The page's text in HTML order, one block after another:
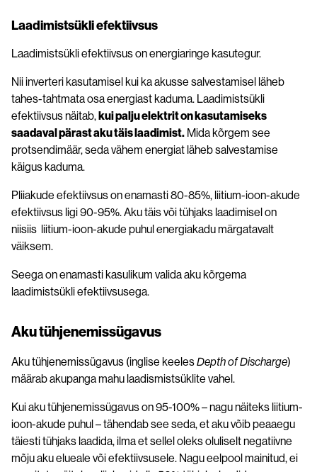
Laadimistsükli efektiivsus
Laadimistsükli efektiivsus on energiaringe kasutegur.
Nii inverteri kasutamisel kui ka akusse salvestamisel läheb
tahes-tahtmata osa energiast kaduma. Laadimistsükli
efektiivsus näitab,kui palju elektrit on kasutamiseks
saadaval pärast aku täis laadimist. Mida kõrgem see
protsendimäär, seda vähem energiat läheb salvestamise
käigus kaduma.
Pliiakude efektiivsus on enamasti 80-85%, liitium-ioon-akude
efektiivsus ligi 90-95%. Aku täis või tühjaks laadimisel on
niisiis liitium-ioon-akude puhul energiakadu märgatavalt
väiksem.
Seega on enamasti kasulikum valida aku kõrgema
laadimistsükli efektiivsusega.
Aku tühjenemissügavus
Aku tühjenemissügavus (inglise keelesDepth of Discharge)
määrab akupanga mahu laadismistsüklite vahel.
Kui aku tühjenemissügavus on 95-100% – nagu näiteks liitium-
ioon-akude puhul – tähendab see seda, et aku võib peaaegu
täiesti tühjaks laadida, ilma et sellel oleks oluliselt negatiivne
mõju aku elueale või efektiivsusele. Nagu eelpool mainitud, ei